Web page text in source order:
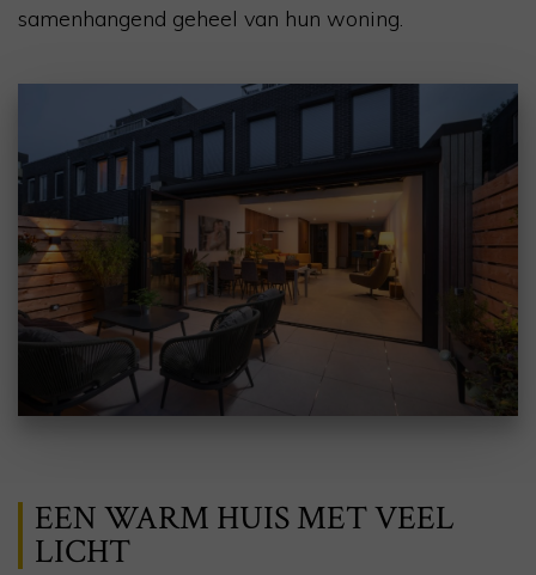
samenhangend geheel van hun woning.
EEN WARM HUIS MET VEEL
LICHT